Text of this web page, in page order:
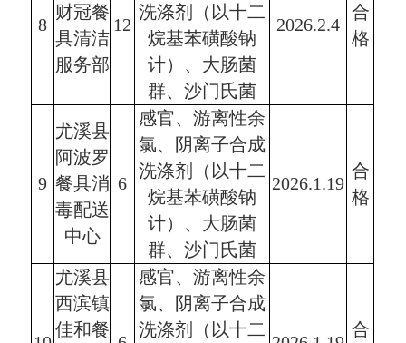
8
财冠餐
具清洁
服务部
12
洗涤剂（以十二
烷基苯磺酸钠
计）、大肠菌
群、沙门氏菌
2026.2.4
合
格
9
尤溪县
阿波罗
餐具消
毒配送
中心
6
感官、游离性余
氯、阴离子合成
洗涤剂（以十二
烷基苯磺酸钠
计）、大肠菌
群、沙门氏菌
2026.1.19
合
格
尤溪县
西滨镇
佳和餐
感官、游离性余
氯、阴离子合成
洗涤剂（以十二
合